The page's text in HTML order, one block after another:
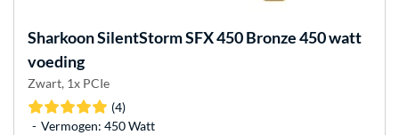
SharkoonSilentStorm SFX 450 Bronze 450 watt
voeding
Zwart, 1x PCIe
(4)
Vermogen: 450 Watt